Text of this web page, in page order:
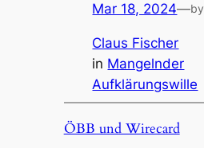
Mar 18, 2024—by
Claus Fischer
in Mangelnder
Aufklärungswille
ÖBB und Wirecard